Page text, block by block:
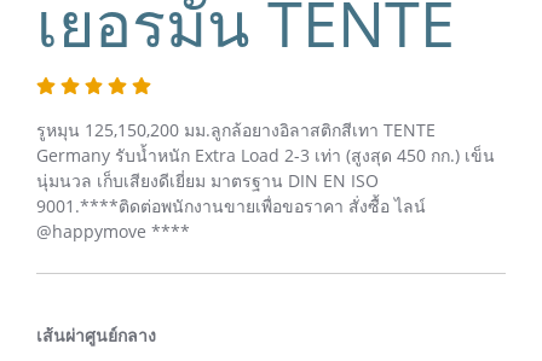
เยอรมัน TENTE
รูหมุน 125,150,200 มม.ลูกล้อยางอิลาสติกสีเทา TENTE
Germany รับน้ำหนัก Extra Load 2-3 เท่า (สูงสุด 450 กก.) เข็น
นุ่มนวล เก็บเสียงดีเยี่ยม มาตรฐาน DIN EN ISO
9001.****ติดต่อพนักงานขายเพื่อขอราคา สั่งซื้อ ไลน์
@happymove ****
เส้นผ่าศูนย์กลาง